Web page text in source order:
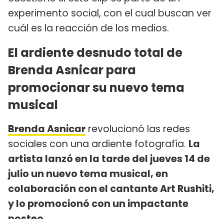
experimento social, con el cual buscan ver
cuál es la reacción de los medios.
El ardiente desnudo total de
Brenda Asnicar para
promocionar su nuevo tema
musical
Brenda Asnicar revolucionó las redes
sociales con una ardiente fotografía. La
artista lanzó en la tarde del jueves 14 de
julio un nuevo tema musical, en
colaboración con el cantante Art Rushiti,
y lo promocionó con un impactante